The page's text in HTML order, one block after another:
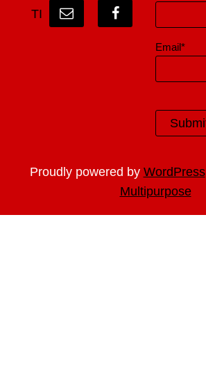
TI
Email*
Proudly powered by WordPress
Multipurpose